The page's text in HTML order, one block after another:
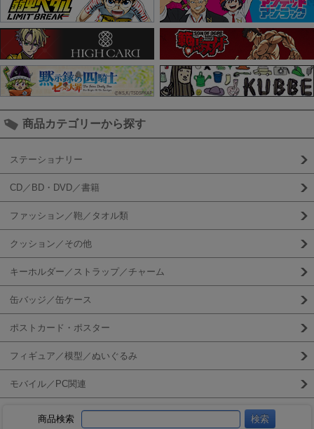
商品カテゴリーから探す
ステーショナリー
CD／BD・DVD／書籍
ファッション／鞄／タオル類
クッション／その他
キーホルダー／ストラップ／チャーム
缶バッジ／缶ケース
ポストカード・ポスター
フィギュア／模型／ぬいぐるみ
モバイル／PC関連
商品検索